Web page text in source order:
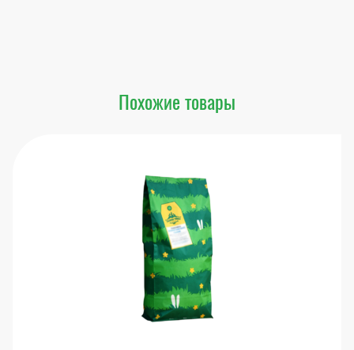
Похожие товары